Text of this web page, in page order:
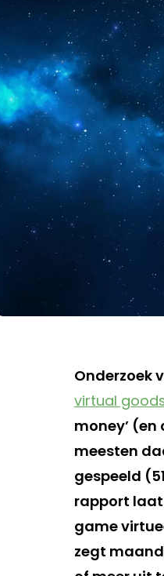
Onderzoek
virtual
money’
meesten
gespeeld
rapport
game
zegt